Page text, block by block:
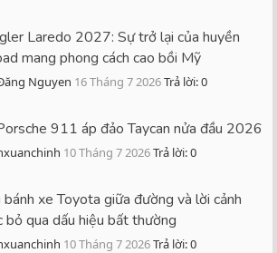
Laredo 2027: Sự trở lại của huyền
mang phong cách cao bồi Mỹ
Nguyen 16 Tháng 7 2026Trả lời: 0
911 áp đảo Taycan nửa đầu 2026
10 Tháng 7 2026Trả lời: 0
xe Toyota giữa đường và lời cảnh
bỏ qua dấu hiệu bất thường
10 Tháng 7 2026Trả lời: 0